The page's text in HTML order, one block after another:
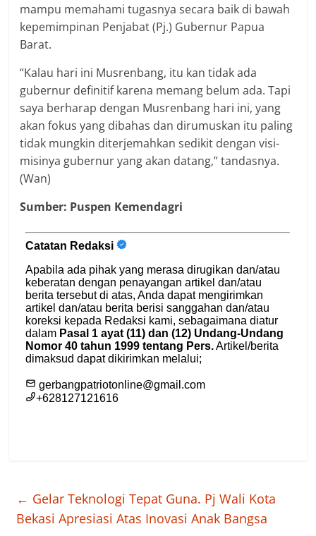
mampu memahami tugasnya secara baik di bawah
kepemimpinan Penjabat (Pj.) Gubernur Papua
Barat.
“Kalau hari ini Musrenbang, itu kan tidak ada
gubernur definitif karena memang belum ada. Tapi
saya berharap dengan Musrenbang hari ini, yang
akan fokus yang dibahas dan dirumuskan itu paling
tidak mungkin diterjemahkan sedikit dengan visi-
misinya gubernur yang akan datang,” tandasnya.
(Wan)
Sumber: Puspen Kemendagri
← Gelar Teknologi Tepat Guna. Pj Wali Kota
Bekasi Apresiasi Atas Inovasi Anak Bangsa